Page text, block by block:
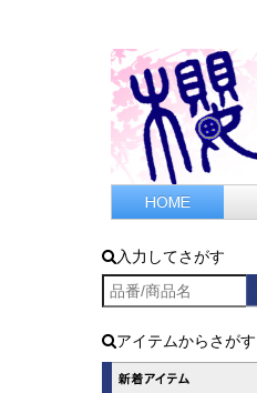
HOME
入力してさがす
アイテムからさがす